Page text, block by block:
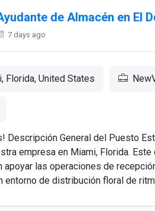
de Almacén en El
7 days ago
Florida, United States
Descripción General del Puesto
empresa en Miami, Florida.
apoyar las operaciones de
entorno de distribución floral de